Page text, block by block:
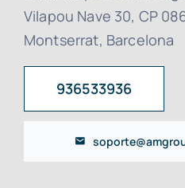
Vilapou Nave 30, CP
Montserrat, Barcelona
936533936